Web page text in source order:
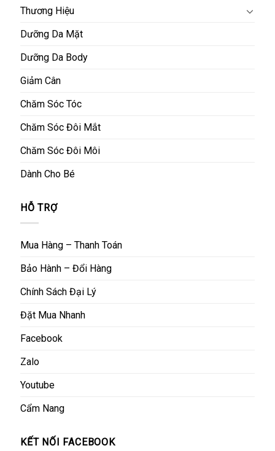
Thương Hiệu
Dưỡng Da Mặt
Dưỡng Da Body
Giảm Cân
Chăm Sóc Tóc
Chăm Sóc Đôi Mắt
Chăm Sóc Đôi Môi
Dành Cho Bé
HỖ TRỢ
Mua Hàng – Thanh Toán
Bảo Hành – Đổi Hàng
Chính Sách Đại Lý
Đặt Mua Nhanh
Facebook
Zalo
Youtube
Cẩm Nang
KẾT NỐI FACEBOOK